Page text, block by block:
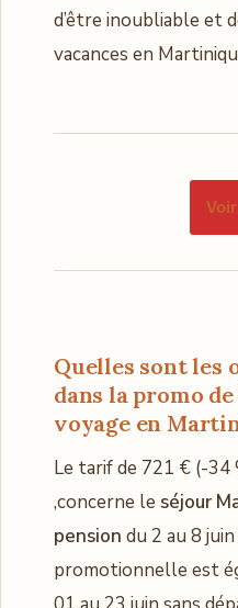
d’être inoubliable et
vacances en
Quelles sont les
dans la promo
voyage en
Le tarif de 721 € (-
,concerne le séjour
pension du 2 au 8
promotionnelle est